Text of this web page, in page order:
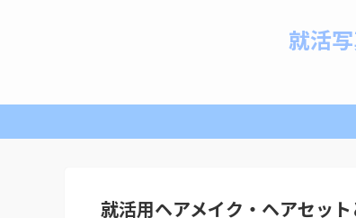
就活
就活用ヘアメイク・ヘアセッ